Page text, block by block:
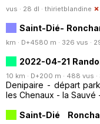
vus · 28 dl · thirietblandine
Saint-Dié-
km · D+4580 m · 326 vus ·
2022-04-21
10 km · D+200 m · 488 vus
Denipaire - départ
les Chenaux - la
Saint-Dié